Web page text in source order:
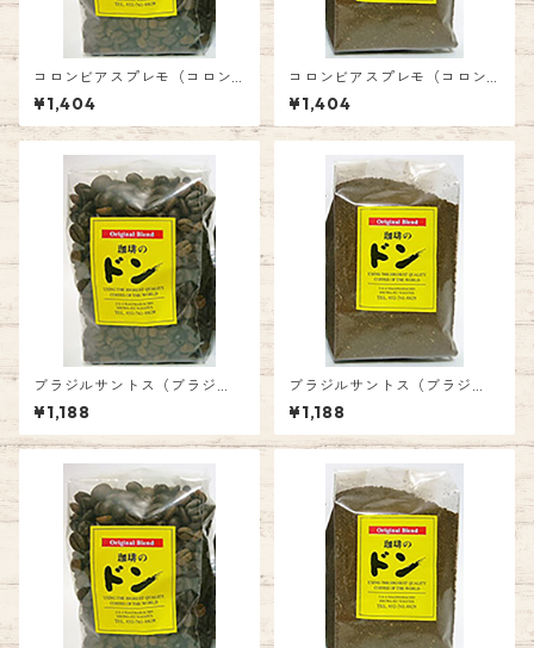
コロンビアスプレモ（コロン
ビア）（豆）
¥1,404
コロンビアスプレモ（コロン
ビア）（粉）
¥1,404
ブラジルサントス（ブラジ
ル）（豆）
¥1,188
ブラジルサントス（ブラジ
ル）（粉）
¥1,188